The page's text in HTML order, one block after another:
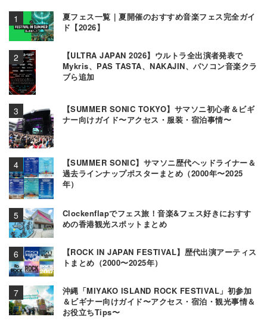
夏フェス一覧｜夏開催のおすすめ音楽フェス完全ガイ
ド【2026】
【ULTRA JAPAN 2026】ウルトラ全出演者発表で
Mykris、PAS TASTA、NAKAJIN、パソコン音楽クラ
ブら追加
【SUMMER SONIC TOKYO】サマソニ初心者＆ビギ
ナー向けガイド〜アクセス・服装・宿泊事情〜
【SUMMER SONIC】サマソニ歴代ヘッドライナー＆
過去ラインナップポスターまとめ（2000年〜2025
年）
Clockenflapでフェス旅！音楽&フェス好きにおすす
めの香港観光スポットまとめ
【ROCK IN JAPAN FESTIVAL】歴代出演アーティス
トまとめ（2000〜2025年）
沖縄「MIYAKO ISLAND ROCK FESTIVAL」初参加
＆ビギナー向けガイド〜アクセス・宿泊・観光事情＆
お役立ちTips〜